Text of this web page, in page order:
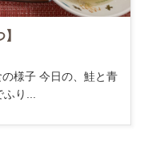
様子 今日の、鮭と青
り...